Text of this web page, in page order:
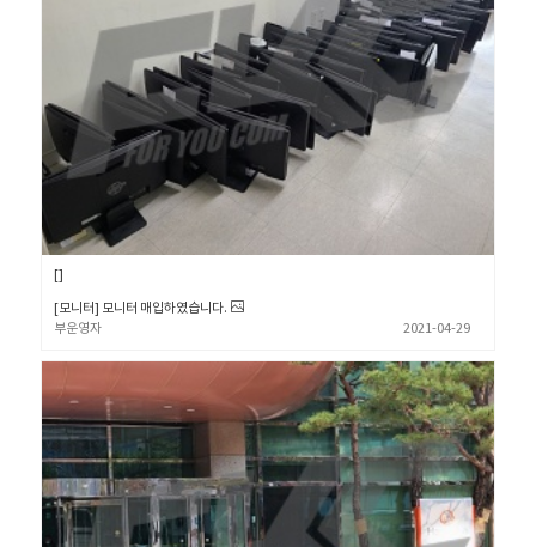
[모니터] 모니터 매입하였습니다.
부운영자
2021-04-29